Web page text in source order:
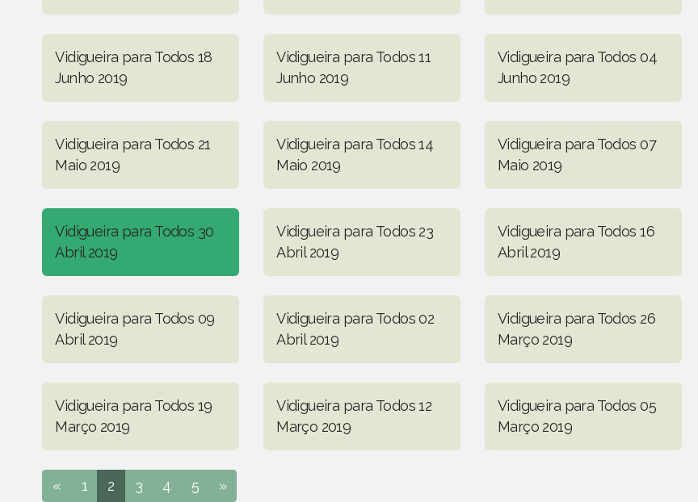
Vidigueira para Todos 18
Junho 2019
Vidigueira para Todos 11
Junho 2019
Vidigueira para Todos 04
Junho 2019
Vidigueira para Todos 21
Maio 2019
Vidigueira para Todos 14
Maio 2019
Vidigueira para Todos 07
Maio 2019
Vidigueira para Todos 30
Abril 2019
Vidigueira para Todos 23
Abril 2019
Vidigueira para Todos 16
Abril 2019
Vidigueira para Todos 09
Abril 2019
Vidigueira para Todos 02
Abril 2019
Vidigueira para Todos 26
Março 2019
Vidigueira para Todos 19
Março 2019
Vidigueira para Todos 12
Março 2019
Vidigueira para Todos 05
Março 2019
« 1 2 3 4 5 »